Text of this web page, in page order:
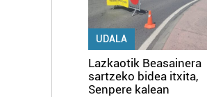
UDALA
Lazkaotik Beasainera
sartzeko bidea itxita,
Senpere kalean